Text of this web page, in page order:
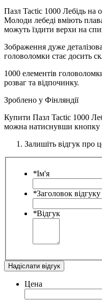
Пазл Tactic 1000 Лебідь на
Молоди лебеді вміють
можуть їздити верхи на
Зображення дуже
головоломки стає досить
1000 елементів
розваг та відпочинку.
Зроблено у Фінляндії
Купити Пазл Tactic 1000
можна натиснувши кнопку
Залишіть відгук про
*Ім'я
*Заголовок відгуку
*Відгук
Надіслати відгук
Цена